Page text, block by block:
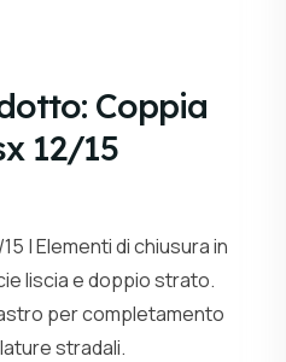
Coppia
12/15
| Elementi di chiusura in
liscia e doppio strato.
per completamento
stradali.